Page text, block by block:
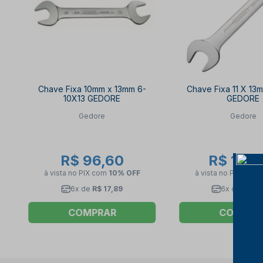
Chave Fixa 10mm x 13mm 6-
10X13 GEDORE
Gedore
R$ 96,60
à vista no PIX com 10% OFF
6x de R$ 17,89
COMPRAR
Chave Fixa 11 X
GEDORE
Gedore
R$
à vista no PIX
6x de
COMPRAR